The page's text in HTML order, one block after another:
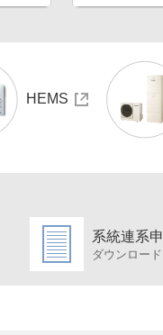
HEMS
系統連系
ダウンロード